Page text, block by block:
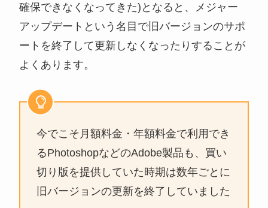
確保できなくなってきた)となると、メジャー
アップデートという名目で旧バージョンのサポ
ートを終了して更新しなくなったりすることが
よくあります。
今でこそ月額料金・年額料金で利用でき
るPhotoshopなどのAdobe製品も、買い
切り版を提供していた時期は数年ごとに
旧バージョンの更新を終了していました